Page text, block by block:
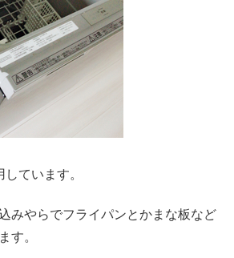
ています。
みやらでフライパンとかまな板など
す。